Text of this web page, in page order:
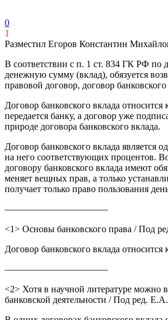
0
1
Разместил Егоров Константин
В соответствии с п. 1 ст. 834 ГК РФ по
денежную сумму (вклад), обязуется
правовой договор, договор
Договор банковского вклада
передается банку, а договор уже
природе договора банковского вклада.
Договор банковского вклада является
на него соответствующих процентов.
договору банковского вклада имеют
меняет вещных прав, а только
получает только право пользования
———————————
<1> Основы банковского права / Под
Договор банковского вклада
———————————
<2> Хотя в научной литературе можно
банковской деятельности / Под ред.